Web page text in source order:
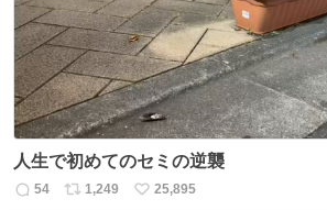
数
人生で初めてのセミの逆襲
返
54
リ
1,249
い
25,895